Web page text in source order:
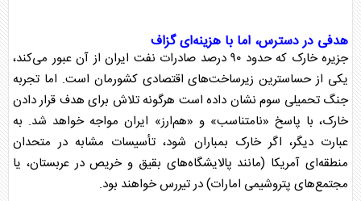
هدفی در دسترس، اما با هزینه‌ای گزاف
جزیره خارک
که حدود ۹۰ درصد صادرات نفت ایران از آن عبور می‌کند،
یکی از حساسترین زیرساخت‌های اقتصادی کشورمان است. اما تجربه
جنگ تحمیلی سوم نشان داده است هرگونه تلاش برای هدف قرار دادن
خارک، با پاسخ «نامتناسب» و «هم‌ارز» ایران مواجه خواهد شد. به
عبارت دیگر، اگر خارک بمباران شود، تأسیسات مشابه در متحدان
منطقه‌ای آمریکا (مانند پالایشگاه‌های بقیق و خریص در عربستان، یا
مجتمع‌های پتروشیمی امارات) در تیررس خواهند بود.